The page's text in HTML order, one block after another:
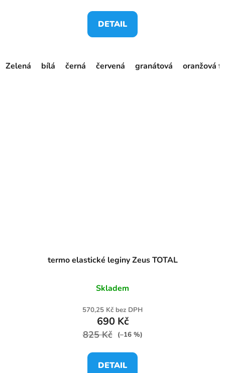
DETAIL
Zelená bílá černá červená granátová oranžová
termo elastické leginy Zeus TOTAL
Skladem
570,25 Kč bez DPH
690 Kč
825 Kč (–16 %)
DETAIL